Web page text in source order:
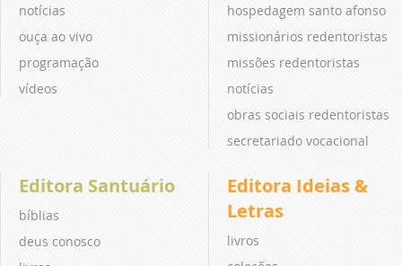
notícias
ouça ao vivo
programação
vídeos
hospedagem santo afonso
missionários redentoristas
missões redentoristas
notícias
obras sociais redentoristas
secretariado vocacional
Editora Santuário
bíblias
deus conosco
Editora Ideias &
Letras
livros